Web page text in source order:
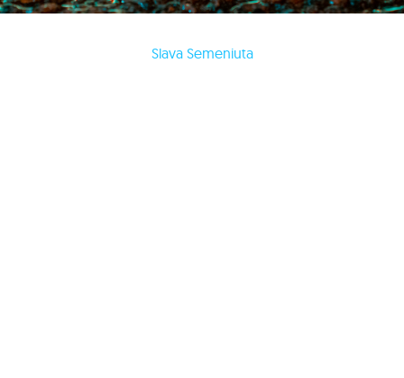
Slava Semeniuta